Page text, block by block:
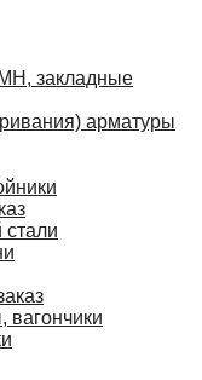
закладные
арматуры